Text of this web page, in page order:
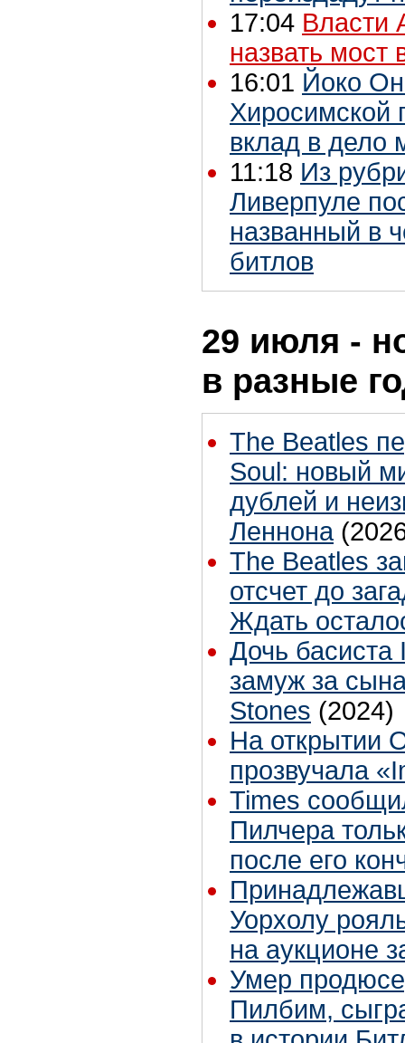
17:04 Власти
назвать мост
16:01 Йоко
Хиросимской
вклад в дело
11:18 Из
Ливерпуле
названный в
битлов
29 июля -
в разные
The Beatles
Soul: новый
дублей и
Леннона
The Beatles
отсчет до
Ждать
Дочь
замуж за
Stones (2024)
На открытии
прозвучала
Times
Пилчера
после его
Уорхолу
на аукционе
Умер
Пилбим,